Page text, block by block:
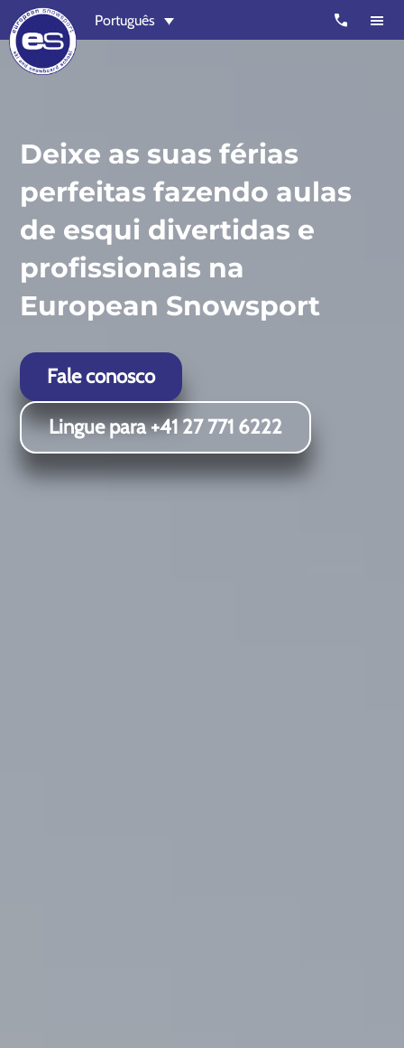
Skip
to
main
content
Skip
to
footer
schools
in
Verbier,
Zermatt,
Nendaz,
St
Moritz
Chamonix
call
Português
Deixe as suas férias
perfeitas fazendo aulas
de esqui divertidas e
profissionais na
European Snowsport
Fale conosco
Lingue para +41 27 771 6222